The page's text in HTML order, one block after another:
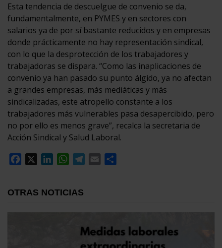
Esta tendencia de descuelgue de convenio se da,
fundamentalmente, en PYMES y en sectores con
salarios ya de por sí bastante reducidos y en empresas
donde prácticamente no hay representación sindical,
con lo que la desprotección de los trabajadores y
trabajadoras se dispara. “Como las inaplicaciones de
convenio ya han pasado su punto álgido, ya no afectan
a grandes empresas, más mediáticas y más
sindicalizadas, este atropello constante a los
trabajadores más vulnerables pasa desapercibido, pero
no por ello es menos grave”, recalca la secretaria de
Acción Sindical y Salud Laboral.
Facebook
LinkedInWhatsApp
Telegram
Email
OTRAS NOTICIAS